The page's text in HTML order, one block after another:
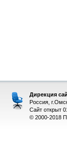
Дирекция
Россия,
Сайт открыт
© 2000-2018